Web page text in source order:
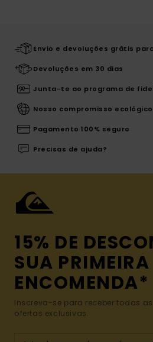
Envio e devoluções grátis
Devoluções em 30 dias
Junta-te ao programa de
Nosso compromisso ecológico
Pagamento 100% seguro
Precisas de ajuda?
15% DE
SUA PRIMEIRA
ENCOMENDA*
Inscreva-se para receber todas
ofertas exclusivas.